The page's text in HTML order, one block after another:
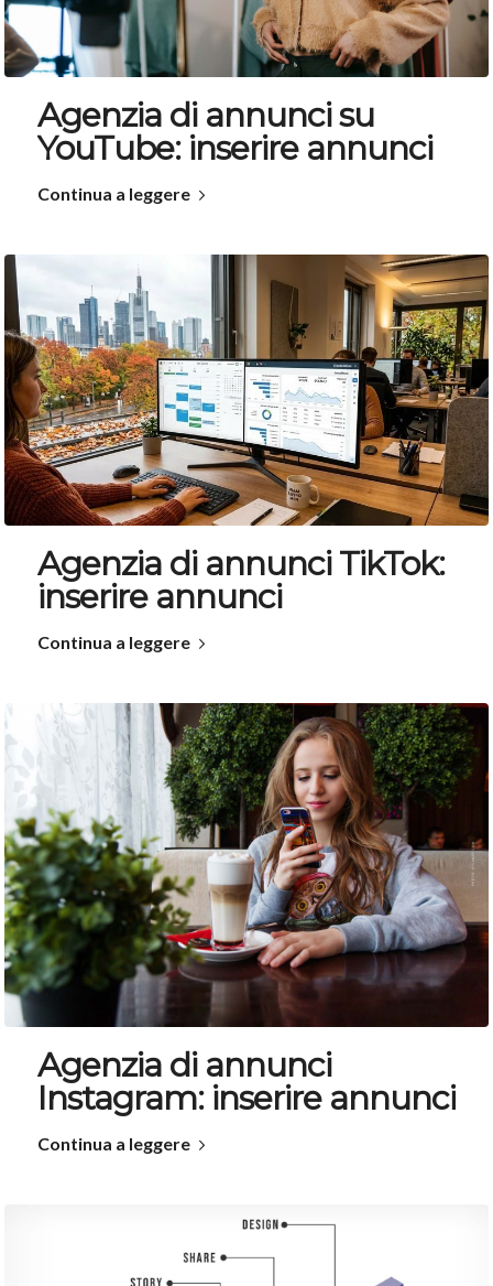
Agenzia di annunci su
YouTube: inserire annunci
Continua a leggere
Agenzia di annunci TikTok:
inserire annunci
Continua a leggere
Agenzia di annunci
Instagram: inserire annunci
Continua a leggere